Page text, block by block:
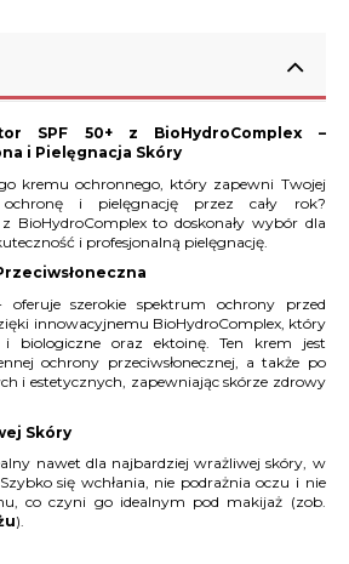
SPF 50+ z BioHydroComplex –
i Pielęgnacja Skóry
kremu ochronnego, który zapewni Twojej
ochronę i pielęgnację przez cały rok?
BioHydroComplex to doskonały wybór dla
i profesjonalną pielęgnację.
oferuje szerokie spektrum ochrony przed
innowacyjnemu BioHydroComplex, który
i biologiczne oraz ektoinę. Ten krem jest
ochrony przeciwsłonecznej, a także po
i estetycznych, zapewniając skórze zdrowy
Skóry
nawet dla najbardziej wrażliwej skóry, w
się wchłania, nie podrażnia oczu i nie
co czyni go idealnym pod makijaż (zob.
).